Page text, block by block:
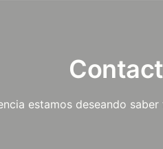
estamos deseando